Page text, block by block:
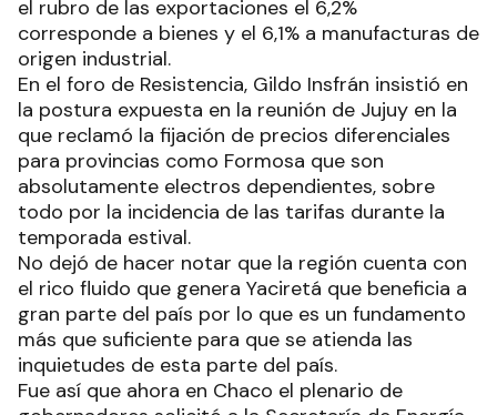
el rubro de las exportaciones el 6,2%
corresponde a bienes y el 6,1% a manufacturas de
origen industrial.
En el foro de Resistencia, Gildo Insfrán insistió en
la postura expuesta en la reunión de Jujuy en la
que reclamó la fijación de precios diferenciales
para provincias como Formosa que son
absolutamente electros dependientes, sobre
todo por la incidencia de las tarifas durante la
temporada estival.
No dejó de hacer notar que la región cuenta con
el rico fluido que genera Yaciretá que beneficia a
gran parte del país por lo que es un fundamento
más que suficiente para que se atienda las
inquietudes de esta parte del país.
Fue así que ahora en Chaco el plenario de